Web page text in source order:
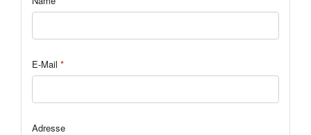
E-Mail *
Adresse